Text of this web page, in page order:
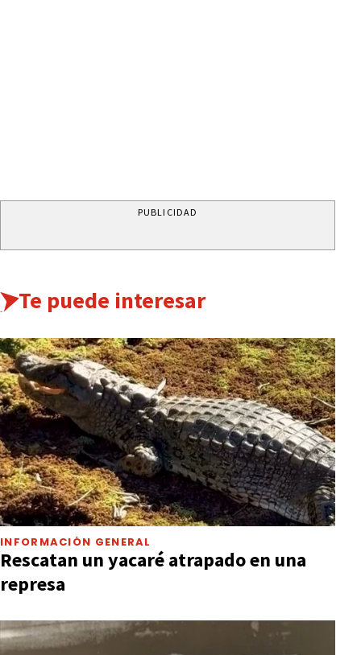
PUBLICIDAD
Te puede interesar
INFORMACIÓN GENERAL
Rescatan un yacaré atrapado en una
represa